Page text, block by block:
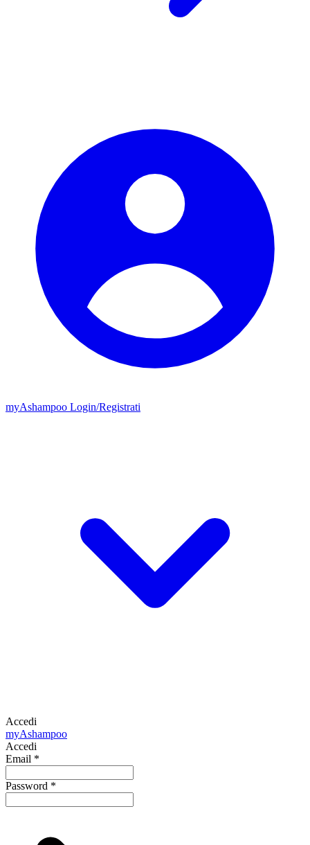
myAshampoo Login/Registrati
Accedi
myAshampoo
Accedi
Email *
Password *